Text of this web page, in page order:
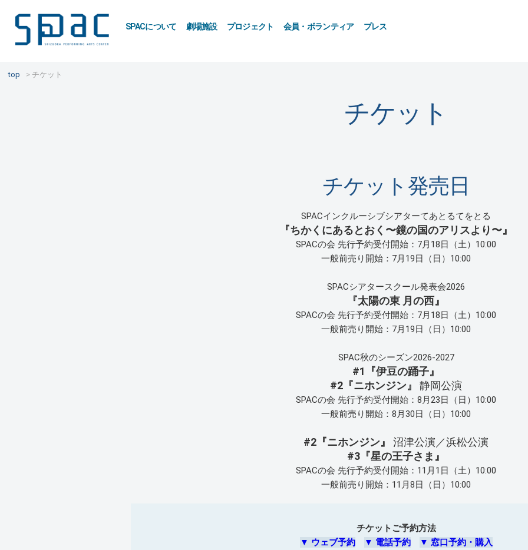
SPACについて 劇場施設 プロジェクト 会員・ボランティア プレス
top チケット
チケット
チケット発売日
SPACインクルーシブシアターてあとるてをとる
『ちかくにあるとおく〜鏡の国のアリスより〜』
SPACの会 先行予約受付開始：7月18日（土）10:00
一般前売り開始：7月19日（日）10:00
SPACシアタースクール発表会2026
『太陽の東 月の西』
SPACの会 先行予約受付開始：7月18日（土）10:00
一般前売り開始：7月19日（日）10:00
SPAC秋のシーズン2026-2027
#1『伊豆の踊子』
#2『ニホンジン』
静岡公演
SPACの会 先行予約受付開始：8月23日（日）10:00
一般前売り開始：8月30日（日）10:00
#2『ニホンジン』
沼津公演／浜松公演
#3『星の王子さま』
SPACの会 先行予約受付開始：11月1日（土）10:00
一般前売り開始：11月8日（日）10:00
チケットご予約方法
▼ ウェブ予約 ▼ 電話予約 ▼ 窓口予約・購入